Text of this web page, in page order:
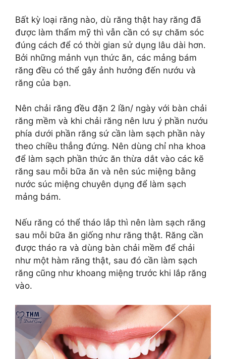
Bất kỳ loại răng nào, dù răng thật hay răng đã
được làm thẩm mỹ thì vẫn cần có sự chăm sóc
đúng cách để có thời gian sử dụng lâu dài hơn.
Bởi những mảnh vụn thức ăn, các mảng bám
răng đều có thể gây ảnh hưởng đến nướu và
răng của bạn.
Nên chải răng đều đặn 2 lần/ ngày với bàn chải
răng mềm và khi chải răng nên lưu ý phần nướu
phía dưới phần răng sứ cần làm sạch phần này
theo chiều thẳng đứng. Nên dùng chỉ nha khoa
để làm sạch phần thức ăn thừa dắt vào các kẽ
răng sau mỗi bữa ăn và nên súc miệng bằng
nước súc miệng chuyên dụng để làm sạch
mảng bám.
Nếu răng có thể tháo lắp thì nên làm sạch răng
sau mỗi bữa ăn giống như răng thật. Răng cần
được tháo ra và dùng bàn chải mềm để chải
như một hàm răng thật, sau đó cần làm sạch
răng cũng như khoang miệng trước khi lắp răng
vào.